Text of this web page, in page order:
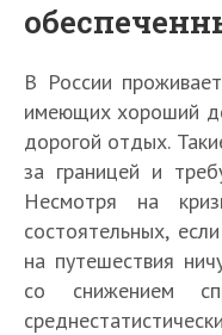
В России
имеющих хороший
дорогой отдых.
за границей и
Несмотря на
состоятельных,
на путешествия
со снижением